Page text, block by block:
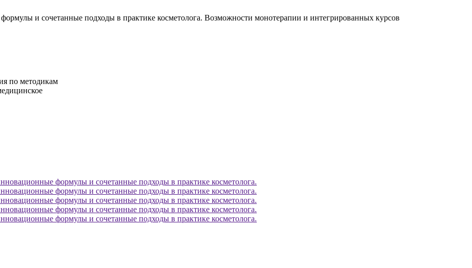
и сочетанные подходы в практике косметолога. Возможности монотерапии и интегрированных курсов
по методикам
формулы и сочетанные подходы в практике косметолога.
формулы и сочетанные подходы в практике косметолога.
формулы и сочетанные подходы в практике косметолога.
формулы и сочетанные подходы в практике косметолога.
формулы и сочетанные подходы в практике косметолога.